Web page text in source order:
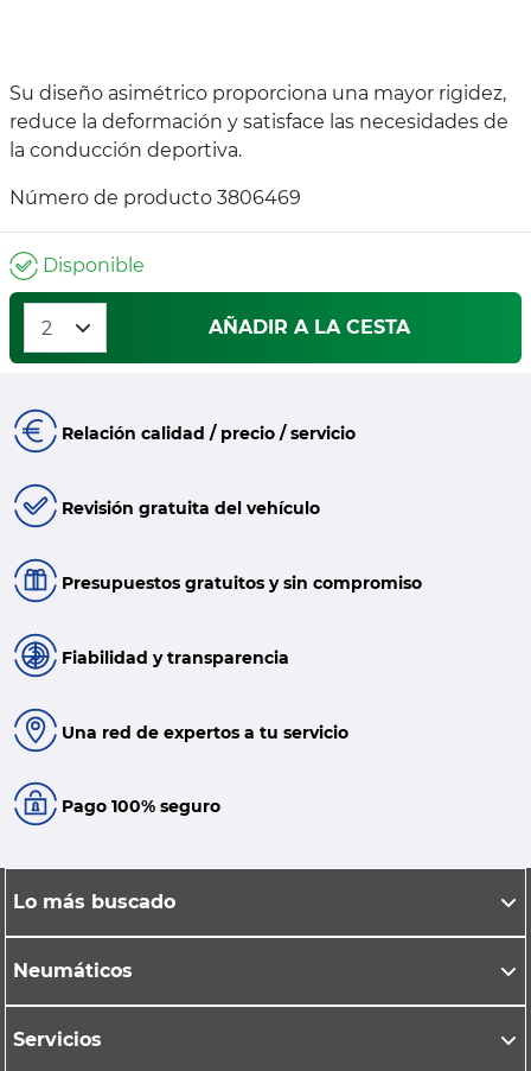
Su diseño asimétrico proporciona una mayor rigidez,
reduce la deformación y satisface las necesidades de
la conducción deportiva.
Número de producto 3806469
Disponible
AÑADIR A LA CESTA
Relación calidad / precio / servicio
Revisión gratuita del vehículo
Presupuestos gratuitos y sin compromiso
Fiabilidad y transparencia
Una red de expertos a tu servicio
Pago 100% seguro
Lo más buscado
Neumáticos
Servicios